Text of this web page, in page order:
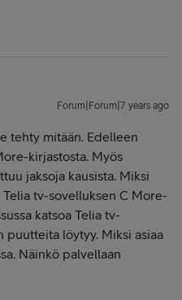
Forum|Forum|7 years ago
tehty mitään. Edelleen
kirjastosta. Myös
jaksoja kausista. Miksi
tv-sovelluksen C More-
katsoa Telia tv-
puutteita löytyy. Miksi asiaa
Näinkö palvellaan